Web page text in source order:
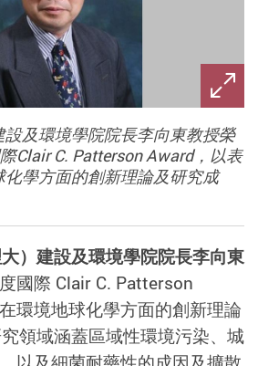
設及環境學院院長李向東教授榮
Clair C. Patterson Award，以表
學方面的創新理論及研究成
）建設及環境學院院長李向東
國際 Clair C. Patterson
環境地球化學方面的創新理論
領域涵蓋區域性環境污染、城